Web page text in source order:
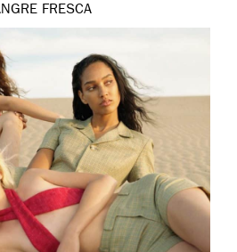
FRESCA